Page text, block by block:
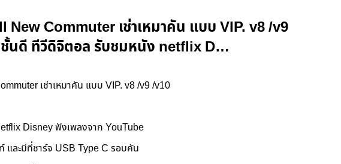
New Commuter เช่าเหมาคัน แบบ VIP. v8 /v9
ชั้นดี ทีวีดิจิตอล รับชมหนัง netflix D…
เช่าเหมาคัน แบบ VIP. v8 /v9 /v10
Disney ฟังเพลงจาก YouTube
และมีที่ชาร์จ USB Type C รอบคัน